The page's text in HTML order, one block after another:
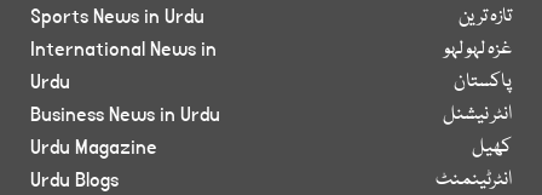
تازہ ترین
غزہ لہو لہو
پاکستان
انٹر نیشنل
کھیل
انٹرٹینمنٹ
Sports News in Urdu
International News in
Urdu
Business News in Urdu
Urdu Magazine
Urdu Blogs